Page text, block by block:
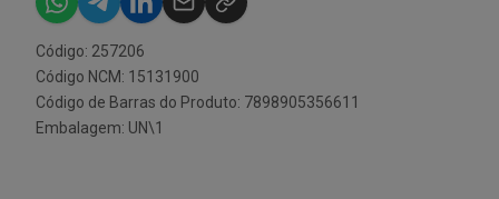
Código: 257206
Código NCM: 15131900
Código de Barras do Produto: 7898905356611
Embalagem: UN\1